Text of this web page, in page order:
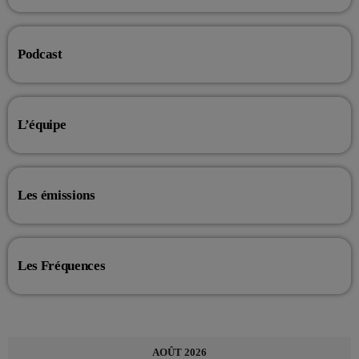
Podcast
L’équipe
Les émissions
Les Fréquences
AOÛT 2026